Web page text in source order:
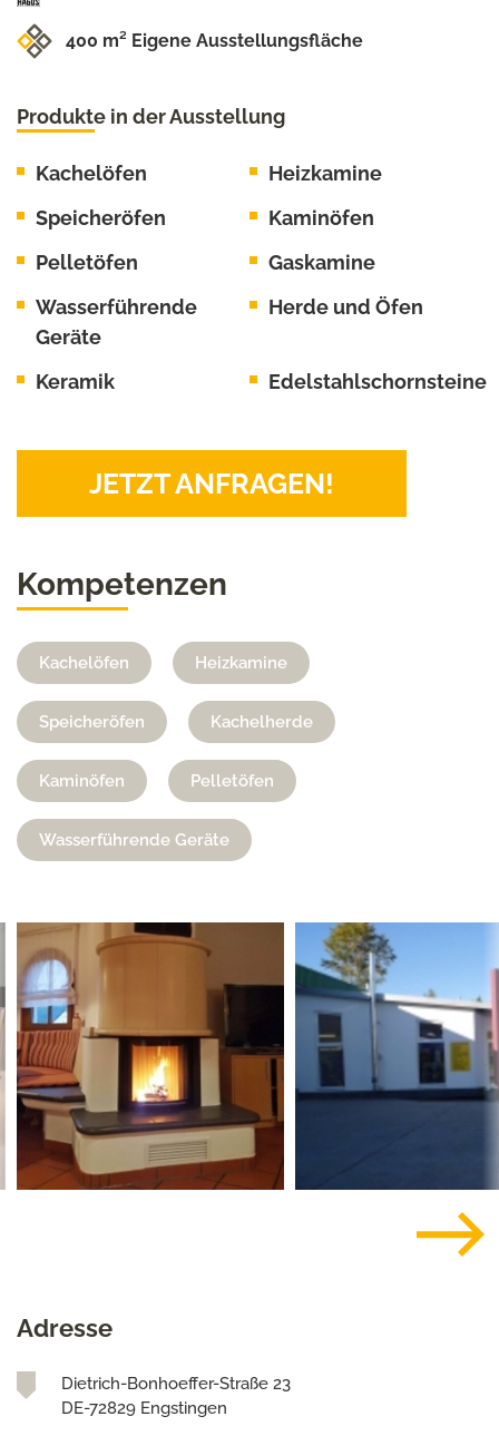
400 m² Eigene Ausstellungsfläche
Produkte in der Ausstellung
Kachelöfen
Heizkamine
Speicheröfen
Kaminöfen
Pelletöfen
Gaskamine
Wasserführende
Geräte
Herde und Öfen
Keramik Edelstahlschornsteine
JETZT ANFRAGEN!
Kompetenzen
Kachelöfen Heizkamine
Speicheröfen Kachelherde
Kaminöfen Pelletöfen
Wasserführende Geräte
Adresse
Dietrich-Bonhoeffer-Straße 23
DE-72829 Engstingen